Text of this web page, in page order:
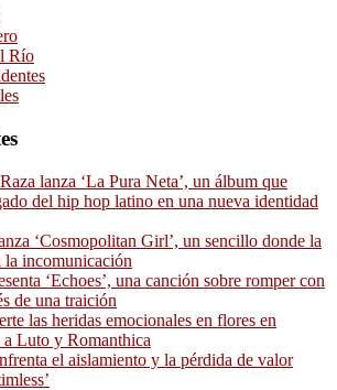
Río
lanza ‘La Pura Neta’, un álbum que
del hip hop latino en una nueva identidad
‘Cosmopolitan Girl’, un sencillo donde la
la incomunicación
‘Echoes’, una canción sobre romper con
de una traición
las heridas emocionales en flores en
a Luto y Romanthica
el aislamiento y la pérdida de valor